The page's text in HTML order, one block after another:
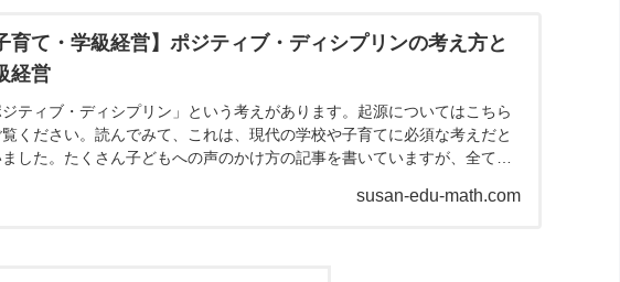
育て・学級経営】ポジティブ・ディシプリンの考え方と
経営
ジティブ・ディシプリン」という考えがあります。起源についてはこちら
ください。読んでみて、これは、現代の学校や子育てに必須な考えだと
した。たくさん子どもへの声のかけ方の記事を書いていますが、全てこ
susan-edu-math.com